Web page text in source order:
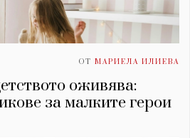
ОТ МАРИЕЛА ИЛИЕВА
оживява:
за малките герои